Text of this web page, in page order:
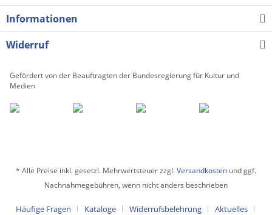
Informationen
Widerruf
Gefördert von der Beauftragten der Bundesregierung für Kultur und
Medien
* Alle Preise inkl. gesetzl. Mehrwertsteuer zzgl.Versandkosten und ggf.
Nachnahmegebühren, wenn nicht anders beschrieben
Häufige Fragen Kataloge Widerrufsbelehrung Aktuelles